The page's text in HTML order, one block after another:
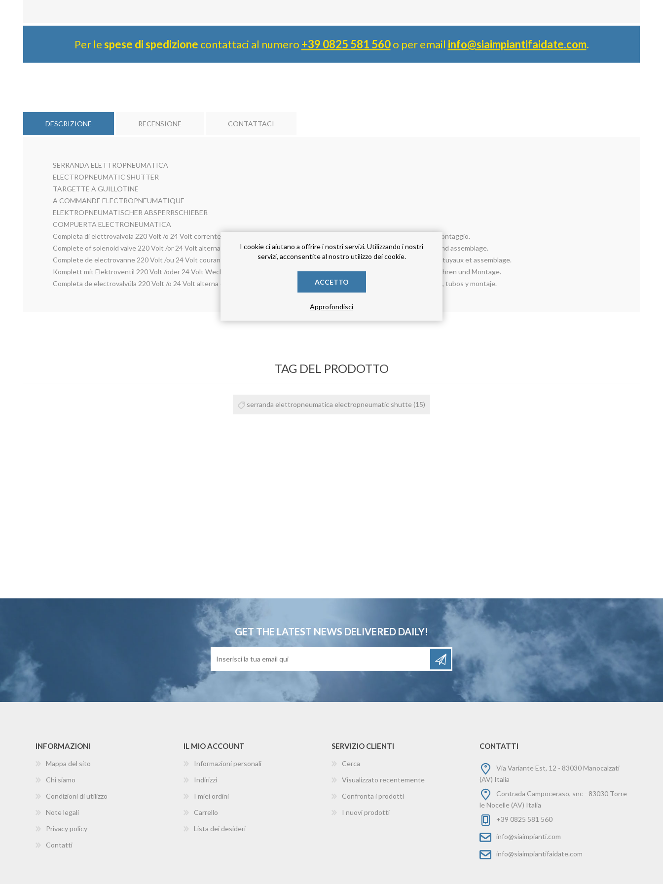
Per lespese di spedizione contattaci al numero +39 0825 581 560o per email info@siaimpiantifaidate.com.
DESCRIZIONE RECENSIONE CONTATTACI
SERRANDA ELETTROPNEUMATICA
ELECTROPNEUMATIC SHUTTER
TARGETTE A GUILLOTINE
A COMMANDE ELECTROPNEUMATIQUE
ELEKTROPNEUMATISCHER ABSPERRSCHIEBER
COMPUERTA ELECTRONEUMATICA
Completa di elettrovalvola 220 Volt /o 24 Volt corrente alternata o continua, completa di portatubi, silenziatori girevoli, tubi e montaggio.
Complete of solenoid valve 220 Volt /or 24 Volt alternating or continuous current with pipes carrier, revolving silencers, pipes and assemblage.
Complete de electrovanne 220 Volt /ou 24 Volt courant alternatif ou continu, complète de porte-tuyaux, silencieux, tournants, tuyaux et assemblage.
Komplett mit Elektroventil 220 Volt /oder 24 Volt Wechsel oder Gleichstrom inkl. Rohrhalterung, drehbaren Schalldämpfern, Rohren und Montage.
Completa de electrovalvúla 220 Volt /o 24 Volt alterna o continua completa de soportes porta manguer, silenciadores giratorios, tubos y montaje.
TAG DEL PRODOTTO
serranda elettropneumatica electropneumatic shutte (15)
GET THE LATEST NEWS DELIVERED DAILY!
INFORMAZIONI
Mappa del sito
Chi siamo
Condizioni di utilizzo
Note legali
Privacy policy
Contatti
IL MIO ACCOUNT
Informazioni personali
Indirizzi
I miei ordini
Carrello
Lista dei desideri
SERVIZIO CLIENTI
Cerca
Visualizzato recentemente
Confronta i prodotti
I nuovi prodotti
CONTATTI
Via Variante Est, 12 - 83030 Manocalzati
(AV) Italia
Contrada Campoceraso, snc - 83030 Torre
le Nocelle (AV) Italia
+39 0825 581 560
info@siaimpianti.com
info@siaimpiantifaidate.com
I cookie ci aiutano a offrire i nostri servizi. Utilizzando i nostri
servizi, acconsentite al nostro utilizzo dei cookie.
ACCETTO
Approfondisci